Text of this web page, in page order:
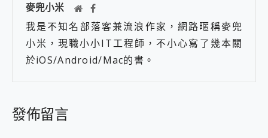
麥兜小米
我是不知名部落客兼流浪作家，網路暱稱麥兜
小米，現職小小IT工程師，不小心寫了幾本關
於iOS/Android/Mac的書。
發佈留言